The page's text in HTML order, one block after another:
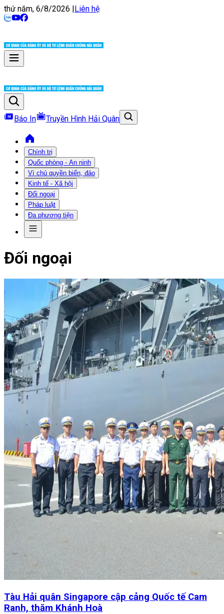
thứ năm, 6/8/2026 |Liên hệ
Báo In Truyền Hình Hải Quân
Chính trị
Quốc phòng - An ninh
Vì chủ quyền biển, đảo
Kinh tế - Xã hội
Đối ngoại
Pháp luật
Đa phương tiện
Đối ngoại
Tàu Hải quân Singapore cập cảng Quốc tế Cam
Ranh, thăm Khánh Hoà